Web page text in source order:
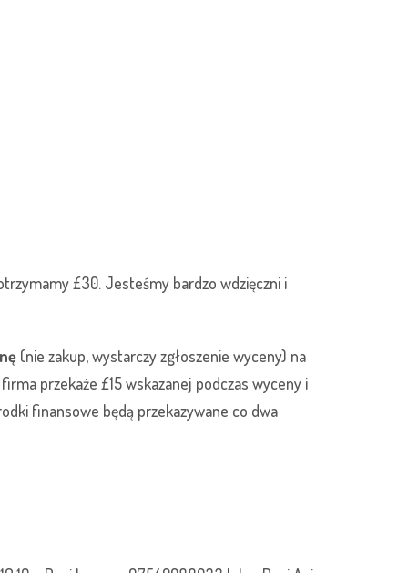
£30. Jesteśmy bardzo wdzięczni i
(nie zakup, wystarczy zgłoszenie wyceny) na
przekaże £15 wskazanej podczas wyceny i
finansowe będą przekazywane co dwa